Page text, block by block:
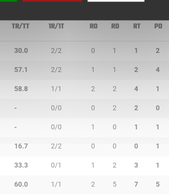
TR/TT 1R/1T RO RD RT PD
30.0 2/2 0 1 1 2
57.1 2/2 1 1 2 4
58.8 1/1 2 2 4 1
- 0/0 0 2 2 0
- 0/0 1 0 1 1
16.7 2/2 0 0 0 1
33.3 0/1 1 2 3 1
60.0 1/1 2 5 7 5